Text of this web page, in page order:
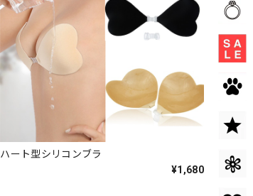
ハート型シリコンブラ
¥1,680